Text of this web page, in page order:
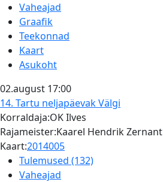
Vaheajad
Graafik
Teekonnad
Kaart
Asukoht
02.august 17:00
14. Tartu neljapäevakVälgi
Korraldaja:OK Ilves
Rajameister:Kaarel Hendrik Zernant
Kaart:2014005
Tulemused (132)
Vaheajad